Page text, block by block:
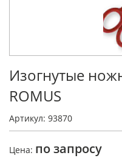
Изогнутые
ROMUS
Артикул: 93870
Цена: по запросу